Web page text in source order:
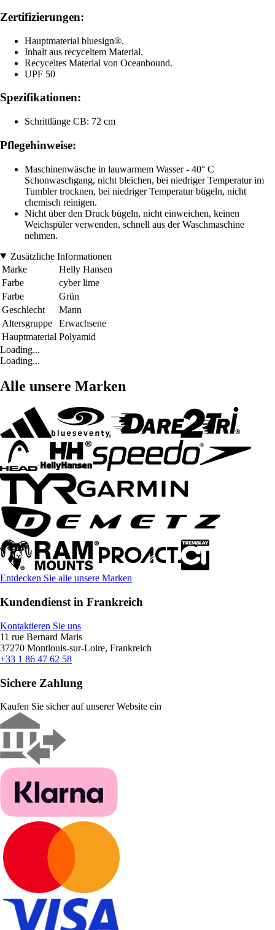
Zertifizierungen:
Hauptmaterial bluesign®.
Inhalt aus recyceltem Material.
Recyceltes Material von Oceanbound.
UPF 50
Spezifikationen:
Schrittlänge CB: 72 cm
Pflegehinweise:
Maschinenwäsche in lauwarmem Wasser - 40° C
Schonwaschgang, nicht bleichen, bei niedriger Temperatur im
Tumbler trocknen, bei niedriger Temperatur bügeln, nicht
chemisch reinigen.
Nicht über den Druck bügeln, nicht einweichen, keinen
Weichspüler verwenden, schnell aus der Waschmaschine
nehmen.
Zusätzliche Informationen
Marke
Helly Hansen
Farbe
cyber lime
Farbe
Grün
Geschlecht
Mann
Altersgruppe
Erwachsene
Hauptmaterial Polyamid
Loading...
Loading...
Alle unsere Marken
Entdecken Sie alle unsere Marken
Kundendienst in Frankreich
Kontaktieren Sie uns
11 rue Bernard Maris
37270 Montlouis-sur-Loire, Frankreich
+33 1 86 47 62 58
Sichere Zahlung
Kaufen Sie sicher auf unserer Website ein